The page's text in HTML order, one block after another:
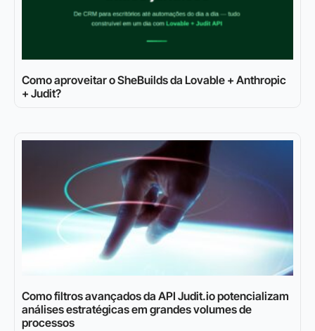
Como aproveitar o SheBuilds da Lovable + Anthropic
+ Judit?
Como filtros avançados da API Judit.io potencializam
análises estratégicas em grandes volumes de
processos